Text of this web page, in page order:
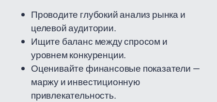
Проводите глубокий анализ рынка и
целевой аудитории.
Ищите баланс между спросом и
уровнем конкуренции.
Оценивайте финансовые показатели —
маржу и инвестиционную
привлекательность.